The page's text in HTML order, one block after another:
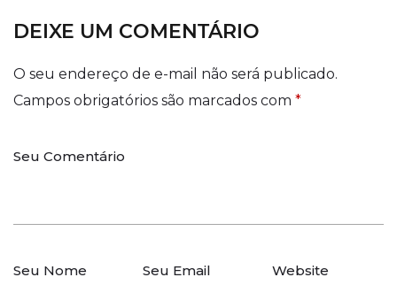
DEIXE UM COMENTÁRIO
O seu endereço de e-mail não será publicado.
Campos obrigatórios são marcados com *